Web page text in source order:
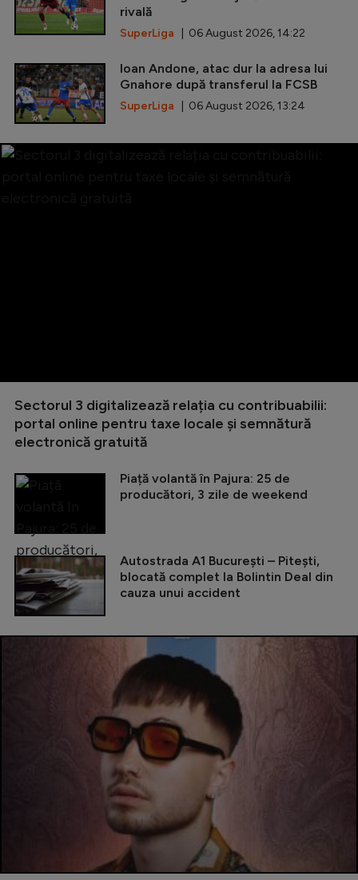
rivală
SuperLiga | 06 August 2026, 14:22
Ioan Andone, atac dur la adresa lui
Gnahore după transferul la FCSB
SuperLiga | 06 August 2026, 13:24
Sectorul 3 digitalizează relația cu contribuabilii:
portal online pentru taxe locale și semnătură
electronică gratuită
Piață volantă în Pajura: 25 de
producători, 3 zile de weekend
Autostrada A1 București – Pitești,
blocată complet la Bolintin Deal din
cauza unui accident